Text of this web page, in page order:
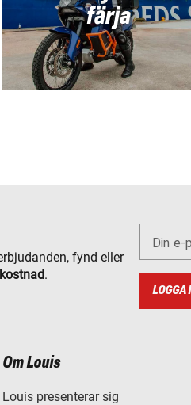
färja
fynd eller
.
Din e-
LOGGA
Om Louis
Louis presenterar sig